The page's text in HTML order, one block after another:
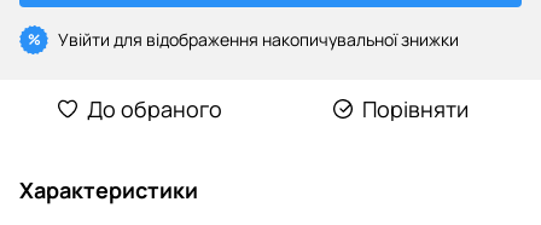
% Увійти для відображення накопичувальної знижки
До обраного Порівняти
Характеристики